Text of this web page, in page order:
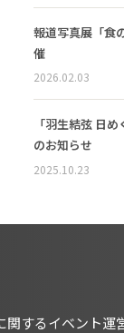
報道写真展「食
催
2026.02.03
「羽生結弦 日
のお知らせ
2025.10.23
するイベント運